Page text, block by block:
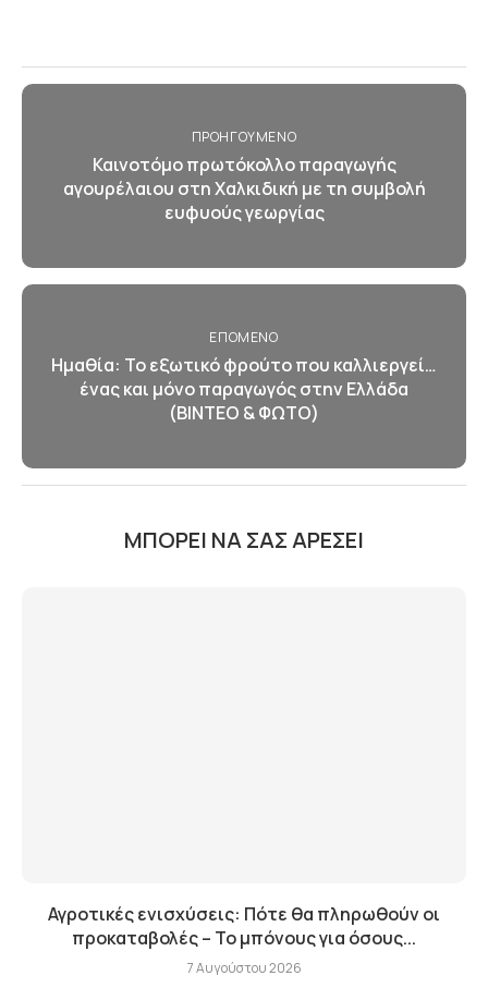
ΠΡΟΗΓΟΎΜΕΝΟ
Καινοτόμο πρωτόκολλο παραγωγής
αγουρέλαιου στη Χαλκιδική με τη συμβολή
ευφυούς γεωργίας
ΕΠΌΜΕΝΟ
Ημαθία: Το εξωτικό φρούτο που καλλιεργεί…
ένας και μόνο παραγωγός στην Ελλάδα
(ΒΙΝΤΕΟ & ΦΩΤΟ)
ΜΠΟΡΕΊ ΝΑ ΣΑΣ ΑΡΈΣΕΙ
Αγροτικές ενισχύσεις: Πότε θα πληρωθούν οι
προκαταβολές – Το μπόνους για όσους...
7 Αυγούστου 2026